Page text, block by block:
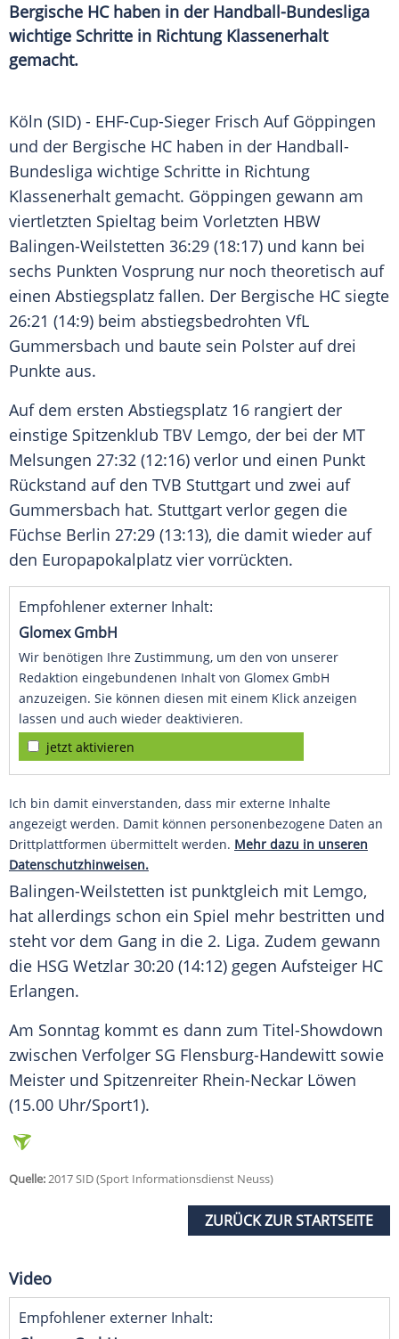
Bergische HC haben in der Handball-Bundesliga
wichtige Schritte in Richtung Klassenerhalt
gemacht.
Köln (SID) - EHF-Cup-Sieger Frisch Auf Göppingen
und der Bergische HC haben in der Handball-
Bundesliga wichtige Schritte in Richtung
Klassenerhalt gemacht. Göppingen gewann am
viertletzten Spieltag beim Vorletzten HBW
Balingen-Weilstetten 36:29 (18:17) und kann bei
sechs Punkten Vosprung nur noch theoretisch auf
einen Abstiegsplatz fallen. Der Bergische HC siegte
26:21 (14:9) beim abstiegsbedrohten VfL
Gummersbach und baute sein Polster auf drei
Punkte aus.
Auf dem ersten Abstiegsplatz 16 rangiert der
einstige Spitzenklub TBV Lemgo, der bei der MT
Melsungen 27:32 (12:16) verlor und einen Punkt
Rückstand auf den TVB Stuttgart und zwei auf
Gummersbach hat. Stuttgart verlor gegen die
Füchse Berlin 27:29 (13:13), die damit wieder auf
den Europapokalplatz vier vorrückten.
Empfohlener externer Inhalt:
Glomex GmbH
Wir benötigen Ihre Zustimmung, um den von unserer
Redaktion eingebundenen Inhalt von Glomex GmbH
anzuzeigen. Sie können diesen mit einem Klick anzeigen
lassen und auch wieder deaktivieren.
jetzt aktivieren
Ich bin damit einverstanden, dass mir externe Inhalte
angezeigt werden. Damit können personenbezogene Daten an
Drittplattformen übermittelt werden. Mehr dazu in unseren
Datenschutzhinweisen.
Balingen-Weilstetten ist punktgleich mit Lemgo,
hat allerdings schon ein Spiel mehr bestritten und
steht vor dem Gang in die 2. Liga. Zudem gewann
die HSG Wetzlar 30:20 (14:12) gegen Aufsteiger HC
Erlangen.
Am Sonntag kommt es dann zum Titel-Showdown
zwischen Verfolger SG Flensburg-Handewitt sowie
Meister und Spitzenreiter Rhein-Neckar Löwen
(15.00 Uhr/Sport1).
Quelle:2017 SID (Sport Informationsdienst Neuss)
ZURÜCK ZUR STARTSEITE
Video
Empfohlener externer Inhalt: